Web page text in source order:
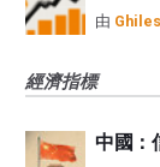
由
經濟指標
中國：